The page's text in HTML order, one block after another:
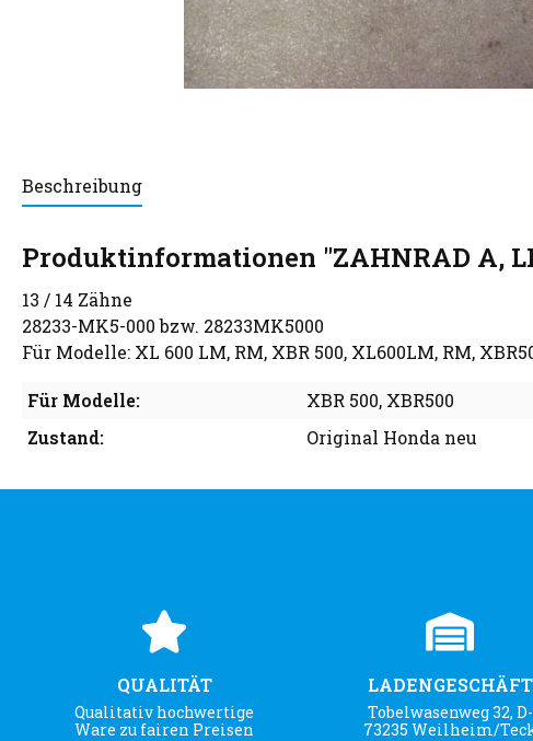
Beschreibung
Produktinformationen "ZAHNRAD A,
13 / 14 Zähne
28233-MK5-000 bzw. 28233MK5000
Für Modelle: XL 600 LM, RM, XBR 500, XL600LM, RM,
Für Modelle: XBR 500, XBR500
Zustand:
Original Honda neu
QUALITÄT
Qualitativ hochwertige
Ware zu fairen Preisen
LADENGESCHÄFT
Tobelwasenweg 32, D-
73235 Weilheim/